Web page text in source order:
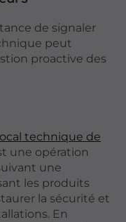
de signaler
peut
proactive des
technique de
une opération
une
les produits
la sécurité et
En